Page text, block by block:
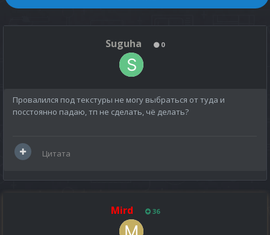
Suguha 0
Провалился под текстуры не могу выбраться от туда и
посстоянно падаю, тп не сделать, чё делать?
Цитата
Mird 36